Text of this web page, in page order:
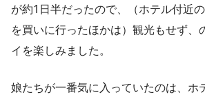
が約1日半だったので、（ホテル付近
を買いに行ったほかは）観光もせず、
イを楽しみました。
娘たちが一番気に入っていたのは、ホ